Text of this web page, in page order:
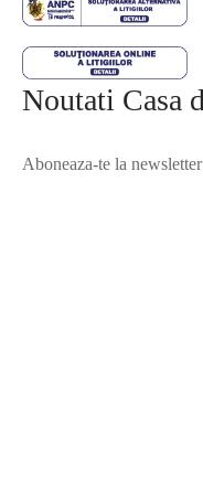
Noutati Casa
Aboneaza-te la